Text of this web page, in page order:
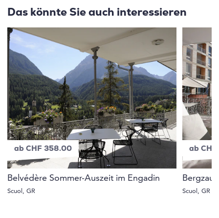
Das könnte Sie auch interessieren
ab CHF 358.00
Belvédère Sommer-Auszeit im Engadin
Scuol, GR
ab CHF
Scuol, GR